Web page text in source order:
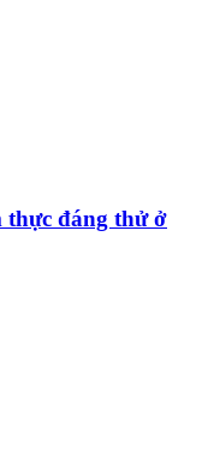
thực đáng thử ở